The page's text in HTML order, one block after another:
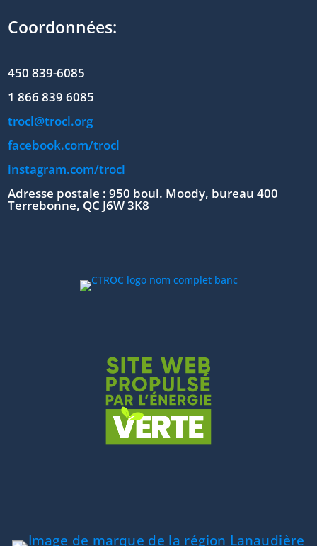
Coordonnées:
450 839-6085
1 866 839 6085
trocl@trocl.org
facebook.com/trocl
instagram.com/trocl
Adresse postale : 950 boul. Moody, bureau 400
Terrebonne, QC J6W 3K8